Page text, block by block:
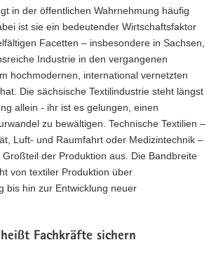
in der öffentlichen Wahrnehmung häufig
ist sie ein bedeutender Wirtschaftsfaktor
Facetten – insbesondere in Sachsen,
Industrie in den vergangenen
hochmodernen, international vernetzten
Die sächsische Textilindustrie steht längst
allein - ihr ist es gelungen, einen
zu bewältigen. Technische Textilien –
Luft- und Raumfahrt oder Medizintechnik –
der Produktion aus. Die Bandbreite
von textiler Produktion über
bis hin zur Entwicklung neuer
Fachkräfte sichern